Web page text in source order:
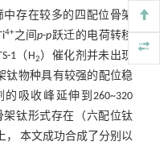
中存在较多的四配位骨架
4+之间p-p跃迁的电荷转移
1（H2）催化剂并未出现
钛物种具有较强的配位稳
吸收峰延伸到260~320
架钛形式存在（六配位钛
， 本文成功合成了分别以